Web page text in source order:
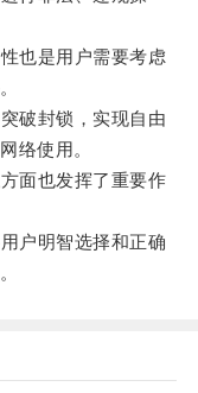
也是用户需要考虑
破封锁，实现自由
络使用。
面也发挥了重要作
户明智选择和正确